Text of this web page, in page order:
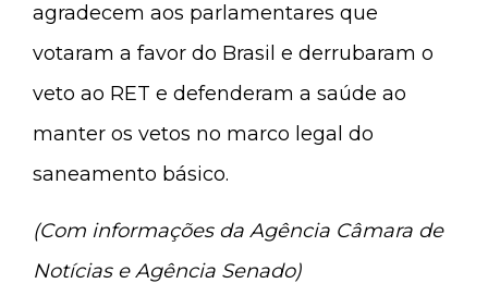
agradecem aos parlamentares que
votaram a favor do Brasil e derrubaram o
veto ao RET e defenderam a saúde ao
manter os vetos no marco legal do
saneamento básico.
(Com informações da Agência Câmara de
Notícias e Agência Senado)